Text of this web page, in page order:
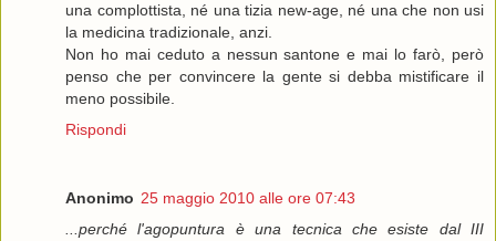
una complottista, né una tizia new-age, né una che non usi
la medicina tradizionale, anzi.
Non ho mai ceduto a nessun santone e mai lo farò, però
penso che per convincere la gente si debba mistificare il
meno possibile.
Rispondi
Anonimo 25 maggio 2010 alle ore 07:43
...perché l'agopuntura è una tecnica che esiste dal III